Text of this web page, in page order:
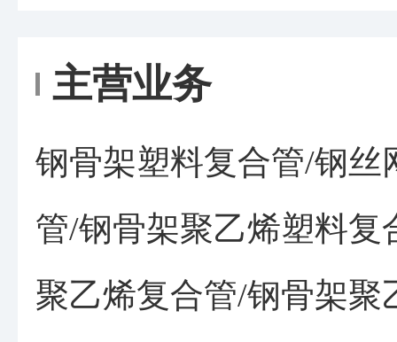
主营业务
钢骨架塑料复合管/钢丝
管/钢骨架聚乙烯塑料复
聚乙烯复合管/钢骨架聚